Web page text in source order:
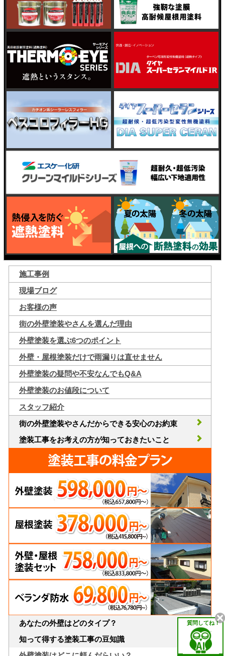
施工事例
現場ブログ
お客様の声
街の外壁塗装やさんを選んだ理由
外壁塗装を選ぶ6つのポイント
外壁・屋根塗装だけで雨漏りは直せません
外壁塗装の疑問や不安なんでもQ&A
外壁塗装のお値段について
スタッフ紹介
街の外壁塗装やさんだからできる安心のお約束
塗装工事をお考えの方が知っておきたいこと
あなたの外壁はどのタイプ？
知って得する塗装工事の豆知識
質問してね！